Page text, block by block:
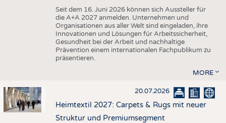
Seit dem 16. Juni 2026 können sich Aussteller für
die A+A 2027 anmelden. Unternehmen und
Organisationen aus aller Welt sind eingeladen, ihre
Innovationen und Lösungen für Arbeitssicherheit,
Gesundheit bei der Arbeit und nachhaltige
Prävention einem internationalen Fachpublikum zu
präsentieren.
MORE
20.07.2026
Heimtextil 2027: Carpets & Rugs mit neuer
Struktur und Premiumsegment